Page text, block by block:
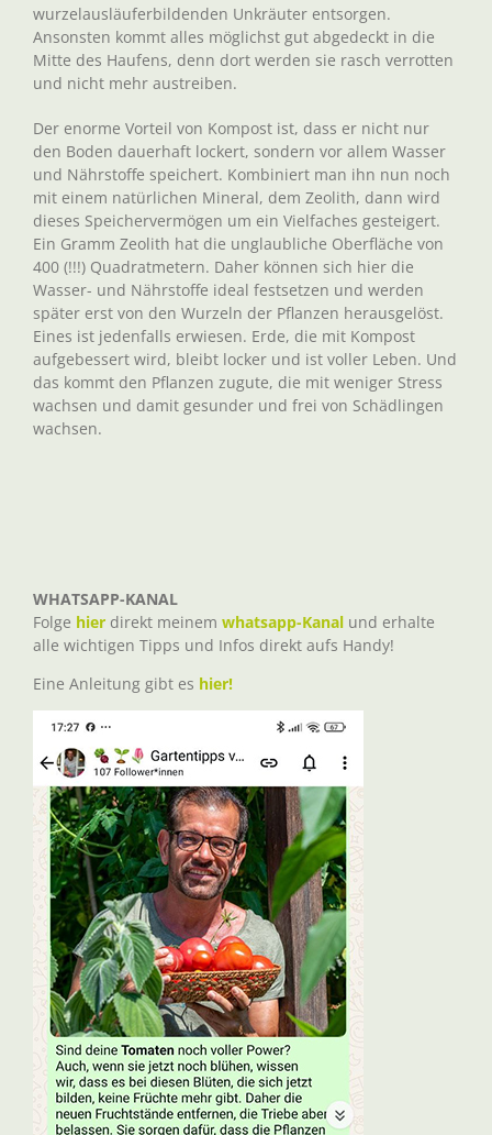
wurzelausläuferbildenden Unkräuter entsorgen.
Ansonsten kommt alles möglichst gut abgedeckt in die
Mitte des Haufens, denn dort werden sie rasch verrotten
und nicht mehr austreiben.
Der enorme Vorteil von Kompost ist, dass er nicht nur
den Boden dauerhaft lockert, sondern vor allem Wasser
und Nährstoffe speichert. Kombiniert man ihn nun noch
mit einem natürlichen Mineral, dem Zeolith, dann wird
dieses Speichervermögen um ein Vielfaches gesteigert.
Ein Gramm Zeolith hat die unglaubliche Oberfläche von
400 (!!!) Quadratmetern. Daher können sich hier die
Wasser- und Nährstoffe ideal festsetzen und werden
später erst von den Wurzeln der Pflanzen herausgelöst.
Eines ist jedenfalls erwiesen. Erde, die mit Kompost
aufgebessert wird, bleibt locker und ist voller Leben. Und
das kommt den Pflanzen zugute, die mit weniger Stress
wachsen und damit gesunder und frei von Schädlingen
wachsen.
WHATSAPP-KANAL
Folge hier direkt meinem whatsapp-Kanal und erhalte
alle wichtigen Tipps und Infos direkt aufs Handy!
Eine Anleitung gibt es hier!